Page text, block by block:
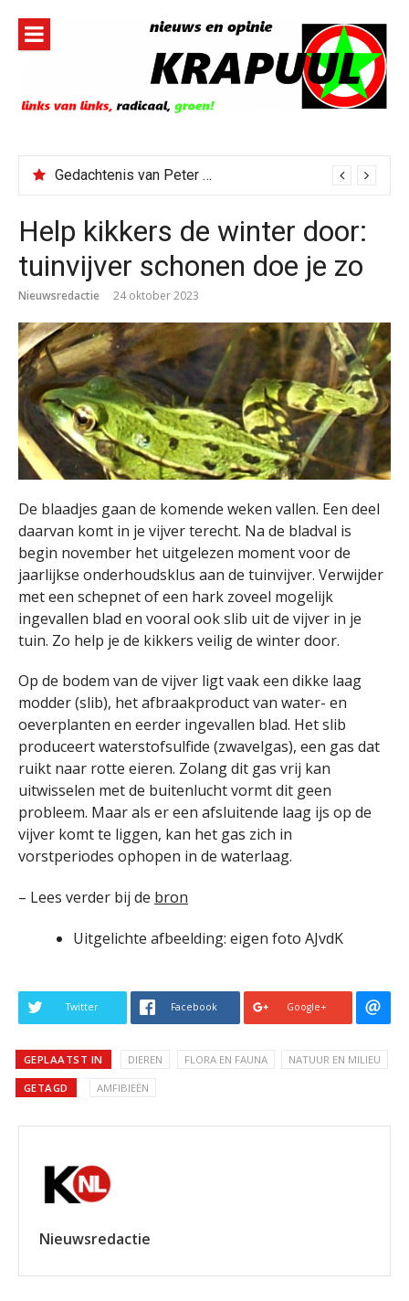
inhoud
Gedachtenis van Peter Faber
Help kikkers de winter door:
tuinvijver schonen doe je zo
Nieuwsredactie 24 oktober 2023
De blaadjes gaan de komende weken vallen. Een deel
daarvan komt in je vijver terecht. Na de bladval is
begin november het uitgelezen moment voor de
jaarlijkse onderhoudsklus aan de tuinvijver. Verwijder
met een schepnet of een hark zoveel mogelijk
ingevallen blad en vooral ook slib uit de vijver in je
tuin. Zo help je de kikkers veilig de winter door.
Op de bodem van de vijver ligt vaak een dikke laag
modder (slib), het afbraakproduct van water- en
oeverplanten en eerder ingevallen blad. Het slib
produceert waterstofsulfide (zwavelgas), een gas dat
ruikt naar rotte eieren. Zolang dit gas vrij kan
uitwisselen met de buitenlucht vormt dit geen
probleem. Maar als er een afsluitende laag ijs op de
vijver komt te liggen, kan het gas zich in
vorstperiodes ophopen in de waterlaag.
– Lees verder bij de bron
Uitgelichte afbeelding: eigen foto AJvdK
Twitter Facebook Google+
GEPLAATST IN DIEREN FLORA EN FAUNA NATUUR EN MILIEU
GETAGD AMFIBIEËN
Nieuwsredactie